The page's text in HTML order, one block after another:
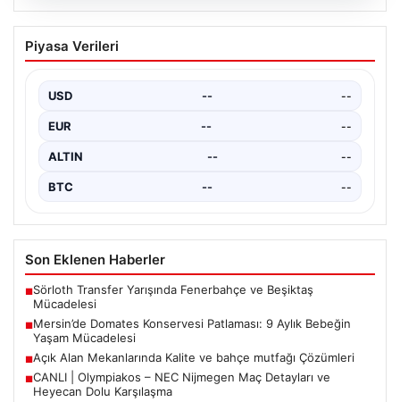
03.08.2026
Galatasaray’da Victor Osimhen
Endişesi: Yine Transfer Rüzgarları
Victor Osimhen, Avrupa futbolunun devleri arasındaki
yerini korumaya devam…
Piyasa Verileri
USD -- --
EUR -- --
ALTIN -- --
BTC -- --
Son Eklenen Haberler
■Sörloth Transfer Yarışında Fenerbahçe ve Beşiktaş
Mücadelesi
■Mersin’de Domates Konservesi Patlaması: 9 Aylık Bebeğin
Yaşam Mücadelesi
■Açık Alan Mekanlarında Kalite ve bahçe mutfağı Çözümleri
■CANLI | Olympiakos – NEC Nijmegen Maç Detayları ve
Heyecan Dolu Karşılaşma